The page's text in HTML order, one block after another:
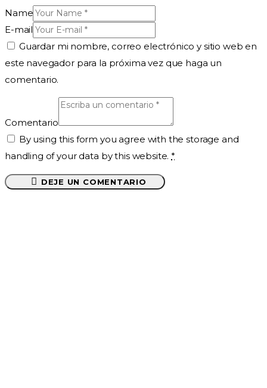
Name
E-mail
Guardar mi nombre, correo electrónico y sitio web en
este navegador para la próxima vez que haga un
comentario.
Comentario
By using this form you agree with the storage and
handling of your data by this website.*
DEJE UN COMENTARIO